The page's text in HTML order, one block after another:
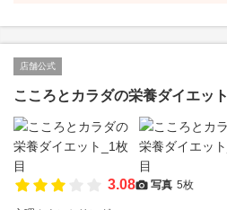
店舗公式
こころとカラダの栄養ダイエット
3.08 写真 5枚